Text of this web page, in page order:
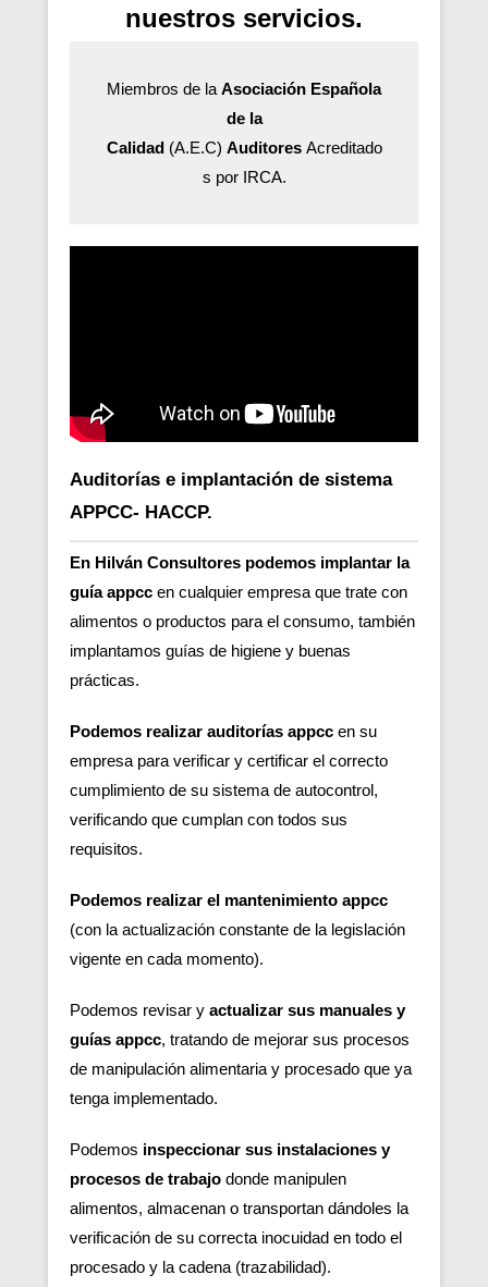
nuestros servicios.
Miembros de la Asociación Española
de la
Calidad(A.E.C) AuditoresAcreditado
s por IRCA.
Auditorías e implantación de sistema
APPCC- HACCP.
En Hilván Consultores podemos implantar la
guía appcc en cualquier empresa que trate con
alimentos o productos para el consumo, también
implantamos guías de higiene y buenas
prácticas.
Podemos realizar auditorías appcc en su
empresa para verificar y certificar el correcto
cumplimiento de su sistema de autocontrol,
verificando que cumplan con todos sus
requisitos.
Podemos realizar el mantenimiento appcc
(con la actualización constante de la legislación
vigente en cada momento).
Podemos revisar y actualizar sus manuales y
guías appcc, tratando de mejorar sus procesos
de manipulación alimentaria y procesado que ya
tenga implementado.
Podemos inspeccionar sus instalaciones y
procesos de trabajo donde manipulen
alimentos, almacenan o transportan dándoles la
verificación de su correcta inocuidad en todo el
procesado y la cadena (trazabilidad).